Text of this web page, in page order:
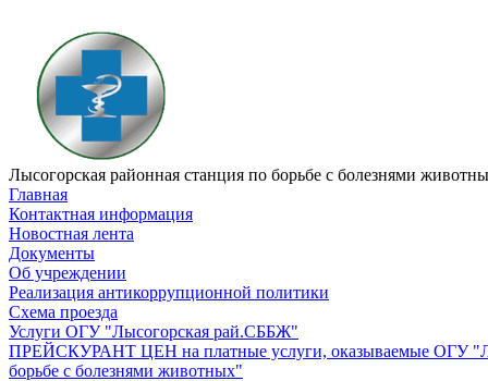
Лысогорская районная станция по борьбе с болезнями
Главная
Контактная информация
Новостная лента
Документы
Об учреждении
Реализация антикоррупционной политики
Схема проезда
Услуги ОГУ "Лысогорская рай.СББЖ"
ПРЕЙСКУРАНТ ЦЕН на платные услуги, оказываемые ОГУ
борьбе с болезнями животных"